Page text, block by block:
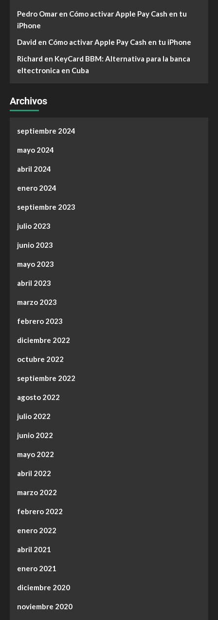
Pedro Omar en Cómo activar Apple Pay Cash en tu
iPhone
David en Cómo activar Apple Pay Cash en tu iPhone
Richard en KeyCard BBM: Alternativa para la banca
eltectronica en Cuba
Archivos
septiembre 2024
mayo 2024
abril 2024
enero 2024
septiembre 2023
julio 2023
junio 2023
mayo 2023
abril 2023
marzo 2023
febrero 2023
diciembre 2022
octubre 2022
septiembre 2022
agosto 2022
julio 2022
junio 2022
mayo 2022
abril 2022
marzo 2022
febrero 2022
enero 2022
abril 2021
enero 2021
diciembre 2020
noviembre 2020